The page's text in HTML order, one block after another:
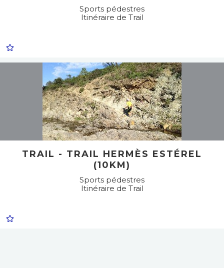
Sports pédestres
Itinéraire de Trail
TRAIL - TRAIL HERMÈS ESTÉREL
(10KM)
Sports pédestres
Itinéraire de Trail